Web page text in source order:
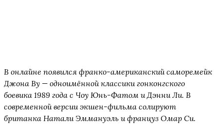
В онлайне появился франко-американский саморемейк
Джона Ву — одноимённой классики гонконгского
боевика 1989 года с Чоу Юнь-Фатом и Дэнни Ли. В
современной версии экшен-фильма солируют
британка Натали Эммануэль и француз Омар Си.